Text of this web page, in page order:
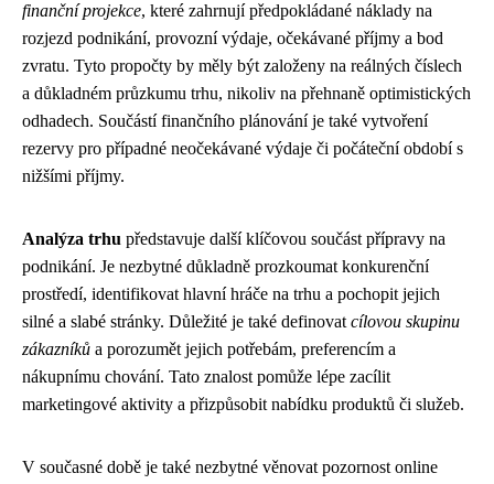
finanční projekce, které zahrnují předpokládané náklady na
rozjezd podnikání, provozní výdaje, očekávané příjmy a bod
zvratu. Tyto propočty by měly být založeny na reálných číslech
a důkladném průzkumu trhu, nikoliv na přehnaně optimistických
odhadech. Součástí finančního plánování je také vytvoření
rezervy pro případné neočekávané výdaje či počáteční období s
nižšími příjmy.
Analýza trhu představuje další klíčovou součást přípravy na
podnikání. Je nezbytné důkladně prozkoumat konkurenční
prostředí, identifikovat hlavní hráče na trhu a pochopit jejich
silné a slabé stránky. Důležité je také definovat cílovou skupinu
zákazníků a porozumět jejich potřebám, preferencím a
nákupnímu chování. Tato znalost pomůže lépe zacílit
marketingové aktivity a přizpůsobit nabídku produktů či služeb.
V současné době je také nezbytné věnovat pozornost online